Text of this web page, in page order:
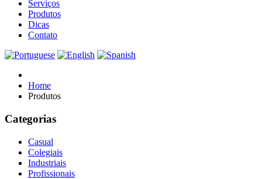
Serviços
Produtos
Dicas
Contato
Home
Produtos
Categorias
Casual
Colegiais
Industriais
Profissionais